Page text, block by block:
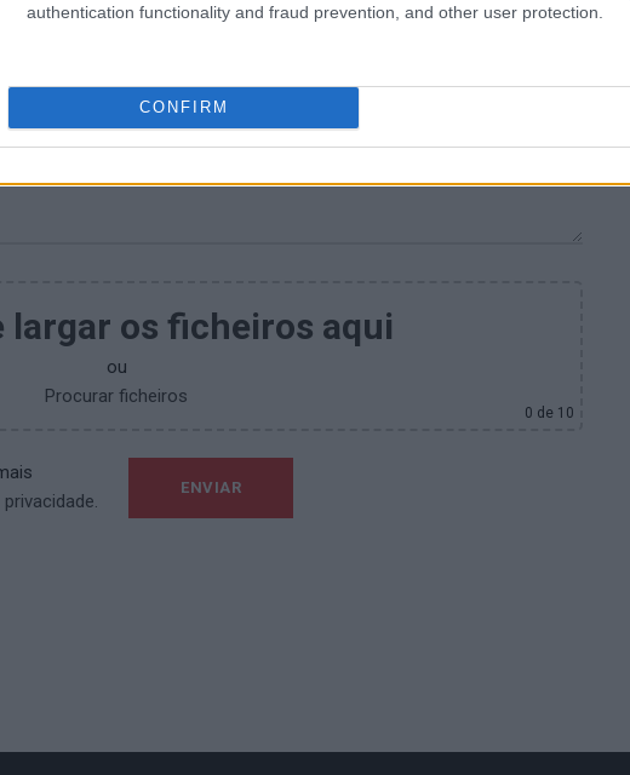
authentication functionality and fraud prevention, and other user protection.
CONFIRM
largar os ficheiros aqui
ou
Procurar ficheiros
0 de 10